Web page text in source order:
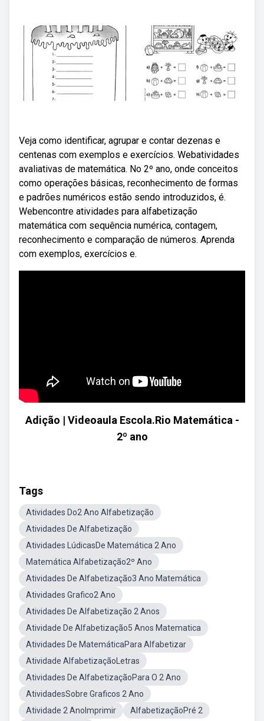
Veja como identificar, agrupar e contar dezenas e
centenas com exemplos e exercícios. Webatividades
avaliativas de matemática. No 2º ano, onde conceitos
como operações básicas, reconhecimento de formas
e padrões numéricos estão sendo introduzidos, é.
Webencontre atividades para alfabetização
matemática com sequência numérica, contagem,
reconhecimento e comparação de números. Aprenda
com exemplos, exercícios e.
Adição | Videoaula Escola.Rio Matemática -
2º ano
Tags
Atividades Do2 Ano Alfabetização
Atividades De Alfabetização
Atividades LúdicasDe Matemática 2 Ano
Matemática Alfabetização2º Ano
Atividades De Alfabetização3 Ano Matemática
Atividades Grafico2 Ano
Atividades De Alfabetização 2 Anos
Atividade De Alfabetização5 Anos Matematica
Atividades De MatemáticaPara Alfabetizar
Atividade AlfabetizaçãoLetras
Atividades De AlfabetizaçãoPara O 2 Ano
AtividadesSobre Graficos 2 Ano
Atividade 2 AnoImprimir
AlfabetizaçãoPré 2